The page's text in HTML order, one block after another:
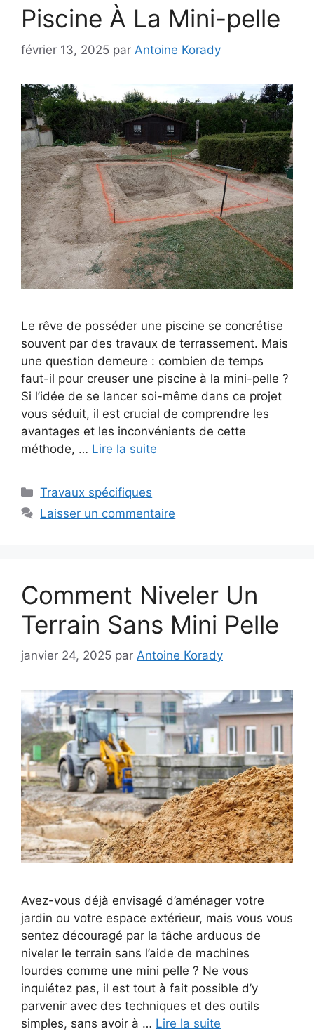
Piscine À La Mini-pelle
février 13, 2025 par Antoine Korady
Le rêve de posséder une piscine se concrétise
souvent par des travaux de terrassement. Mais
une question demeure : combien de temps
faut-il pour creuser une piscine à la mini-pelle ?
Si l’idée de se lancer soi-même dans ce projet
vous séduit, il est crucial de comprendre les
avantages et les inconvénients de cette
méthode, … Lire la suite
Catégories
Travaux spécifiques
Laisser un commentaire
Comment Niveler Un
Terrain Sans Mini Pelle
janvier 24, 2025 par Antoine Korady
Avez-vous déjà envisagé d’aménager votre
jardin ou votre espace extérieur, mais vous vous
sentez découragé par la tâche arduous de
niveler le terrain sans l’aide de machines
lourdes comme une mini pelle ? Ne vous
inquiétez pas, il est tout à fait possible d’y
parvenir avec des techniques et des outils
simples, sans avoir à … Lire la suite